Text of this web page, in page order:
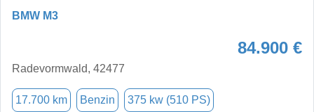
BMW M3
84.900 €
Radevormwald, 42477
17.700 km Benzin 375 kw (510 PS)